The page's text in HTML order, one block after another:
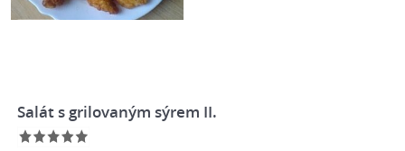
Salát s grilovaným sýrem II.